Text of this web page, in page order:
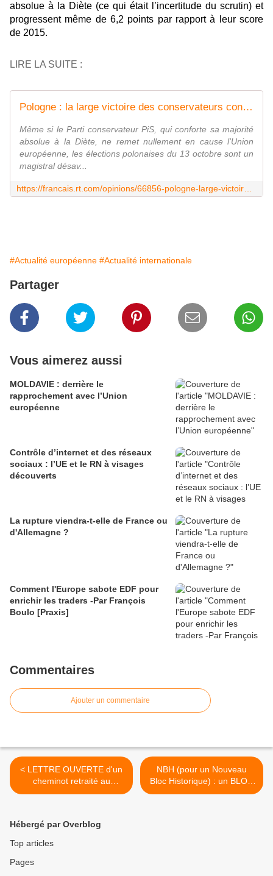
absolue à la Diète (ce qui était l’incertitude du scrutin) et
progressent même de 6,2 points par rapport à leur score
de 2015.
LIRE LA SUITE :
Pologne : la large victoire des conservateurs contredit le libéralisme bruxellois
Même si le Parti conservateur PiS, qui conforte sa majorité
absolue à la Diète, ne remet nullement en cause l'Union
européenne, les élections polonaises du 13 octobre sont un
magistral désav...
#Actualité européenne #Actualité internationale
Partager
Vous aimerez aussi
MOLDAVIE : derrière le
rapprochement avec l’Union
européenne
Contrôle d’internet et des réseaux
sociaux : l’UE et le RN à visages
découverts
La rupture viendra-t-elle de France ou
d'Allemagne ?
Comment l'Europe sabote EDF pour
enrichir les traders -Par François
Boulo [Praxis]
Commentaires
Ajouter un commentaire
< LETTRE OUVERTE d'un
cheminot retraité au
cuisinier de l’Élysée.
NBH (pour un Nouveau
Bloc Historique) : un BLOG
qui vous propose de
Hébergé par Overblog
Top articles
Pages